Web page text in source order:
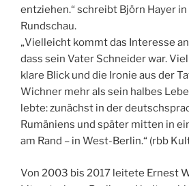
entziehen.“ schreibt Björn Hayer
Rundschau.
„Vielleicht kommt das Interesse
dass sein Vater Schneider war.
klare Blick und die Ironie aus der
Wichner mehr als sein halbes
lebte: zunächst in der
Rumäniens und später mitten in
am Rand – in West-Berlin.“ (rbb
Von 2003 bis 2017 leitete Ernest